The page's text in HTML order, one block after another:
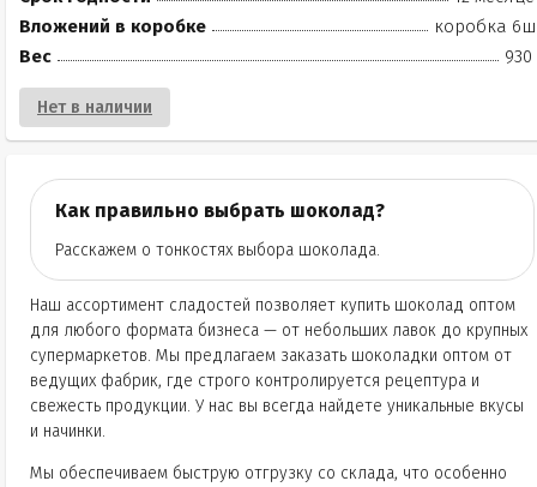
Вложений в коробке
коробка
Вес
930
Нет в наличии
Как правильно выбрать шоколад?
Расскажем о тонкостях выбора шоколада.
Наш ассортимент сладостей позволяет купить шоколад оптом
для любого формата бизнеса — от небольших лавок до крупных
супермаркетов. Мы предлагаем заказать шоколадки оптом от
ведущих фабрик, где строго контролируется рецептура и
свежесть продукции. У нас вы всегда найдете уникальные вкусы
и начинки.
Мы обеспечиваем быструю отгрузку со склада, что особенно